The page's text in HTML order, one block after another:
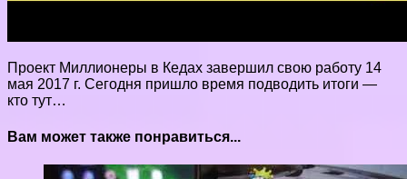
Проект Миллионеры в Кедах завершил свою работу 14
мая 2017 г. Сегодня пришло время подводить итоги —
кто тут…
Вам может также понравиться...